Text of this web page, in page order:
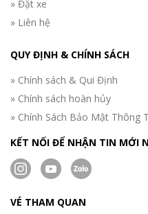
» Đặt xe
» Liên hệ
QUY ĐỊNH & CHÍNH SÁCH
» Chính sách & Qui Định
» Chính sách hoàn hủy
» Chính Sách Bảo Mật Thông
KẾT NỐI ĐỂ NHẬN TIN MỚI
VÉ THAM QUAN